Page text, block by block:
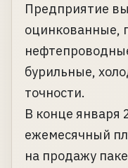
Предприятие
оцинкованные,
бурильные,
точности.
В конце января
ежемесячный
на продажу